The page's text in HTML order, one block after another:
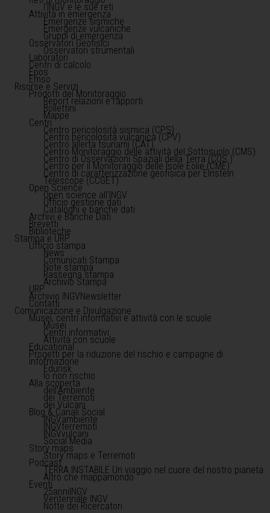
l'INGV e le sue reti
Attività in emergenza
Emergenze sismiche
Emergenze vulcaniche
Gruppi di emergenza
Osservatori Geofisici
Osservatori strumentali
Laboratori
Centri di calcolo
Epos
Emso
Risorse e Servizi
Prodotti del Monitoraggio
Report relazioni e rapporti
Bollettini
Mappe
Centri
Centro pericolosità sismica (CPS)
Centro pericolosità vulcanica (CPV)
Centro allerta tsunami (CAT)
Centro Monitoraggio delle attività del Sottosuolo (CMS)
Centro di Osservazioni Spaziali della Terra (COS )
Centro per il Monitoraggio delle Isole Eolie (CME)
Centro di caratterizzazione geofisica per Einstein
Telescope (CCGET)
Open Science
Open science all'INGV
Ufficio gestione dati
Cataloghi e banche dati
Archivi e Banche Dati
Brevetti
Biblioteche
Stampa e URP
Ufficio stampa
News
Comunicati Stampa
Note stampa
Rassegna stampa
Archivio Stampa
URP
Archivio INGVNewsletter
Contatti
Comunicazione e Divulgazione
Musei, centri informativi e attività con le scuole
Musei
Centri informativi
Attività con scuole
Educational
Progetti per la riduzione del rischio e campagne di
informazione
Edurisk
Io non rischio
Alla scoperta
dell'Ambiente
dei Terremoti
dei Vulcani
Blog & Canali Social
INGVambiente
INGVterremoti
INGVvulcani
Social Media
Story maps
Story maps e Terremoti
Podcast
TERRA INSTABILE Un viaggio nel cuore del nostro pianeta
Altro che mappamondo
Eventi
25anniINGV
Ventennale INGV
Notte dei Ricercatori